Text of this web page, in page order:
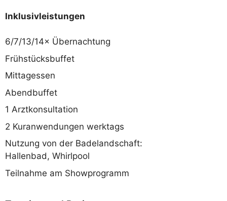
Inklusivleistungen
6/7/13/14× Übernachtung
Frühstücksbuffet
Mittagessen
Abendbuffet
1 Arztkonsultation
2 Kuranwendungen werktags
Nutzung von der Badelandschaft:
Hallenbad, Whirlpool
Teilnahme am Showprogramm